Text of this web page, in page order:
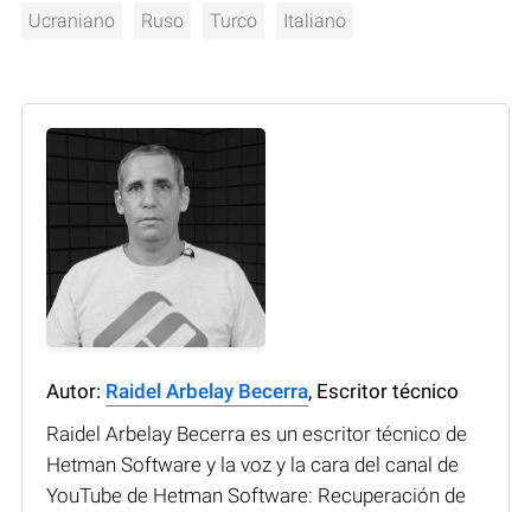
Ucraniano Ruso Turco Italiano
Autor: Raidel Arbelay Becerra, Escritor técnico
Raidel Arbelay Becerra es un escritor técnico de
Hetman Software y la voz y la cara del canal de
YouTube de Hetman Software: Recuperación de